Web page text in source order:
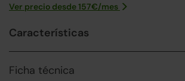
Ver precio desde157€/mes
Características
Ficha técnica